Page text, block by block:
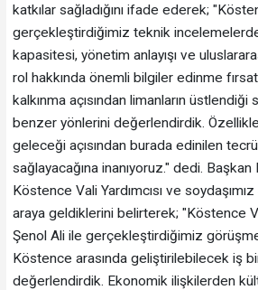
katkılar sağladığını ifade ederek;
gerçekleştirdiğimiz teknik
kapasitesi, yönetim anlayışı ve
rol hakkında önemli bilgiler edinme
kalkınma açısından limanların
benzer yönlerini değerlendirdik. Özellikle
geleceği açısından burada edinilen
sağlayacağına inanıyoruz." dedi. Başkan
Köstence Vali Yardımcısı ve
araya geldiklerini belirterek; "Köstence
Şenol Ali ile gerçekleştirdiğimiz
Köstence arasında geliştirilebilecek iş
değerlendirdik. Ekonomik ilişkilerden